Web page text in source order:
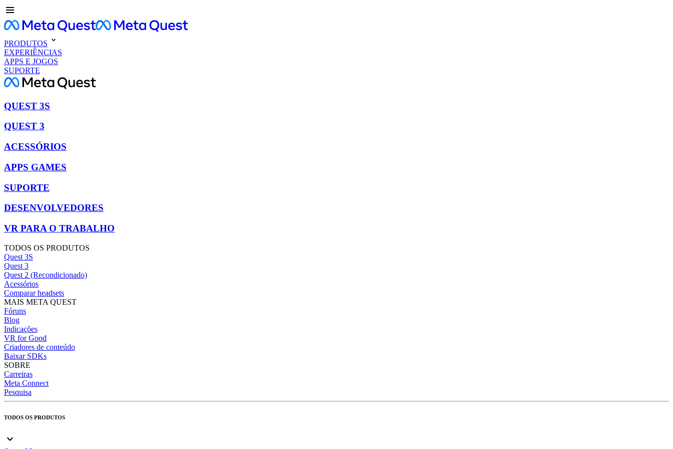
PRODUTOS
EXPERIÊNCIAS
APPS E JOGOS
SUPORTE
QUEST 3S
QUEST 3
ACESSÓRIOS
APPS GAMES
SUPORTE
DESENVOLVEDORES
VR PARA O TRABALHO
TODOS OS PRODUTOS
Quest 3S
Quest 3
Quest 2 (Recondicionado)
Acessórios
Comparar headsets
MAIS META QUEST
Fóruns
Blog
Indicações
VR for Good
Criadores de conteúdo
Baixar SDKs
SOBRE
Carreiras
Meta Connect
Pesquisa
TODOS OS PRODUTOS